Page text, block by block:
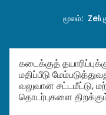
மூலம்: Zel
கடைக்குத்
மதிப்பீடு
வலுவான சட்டமீட்டு,
தொடர்புகளை